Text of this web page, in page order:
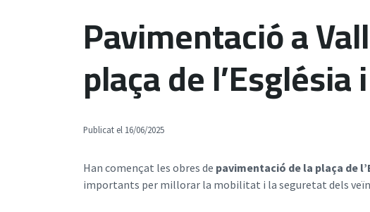
Pavimentació a
plaça de
Publicat el 16/06/2025
Han començat les obres de pavimentació de la plaça de
importants per millorar la mobilitat i la seguretat dels